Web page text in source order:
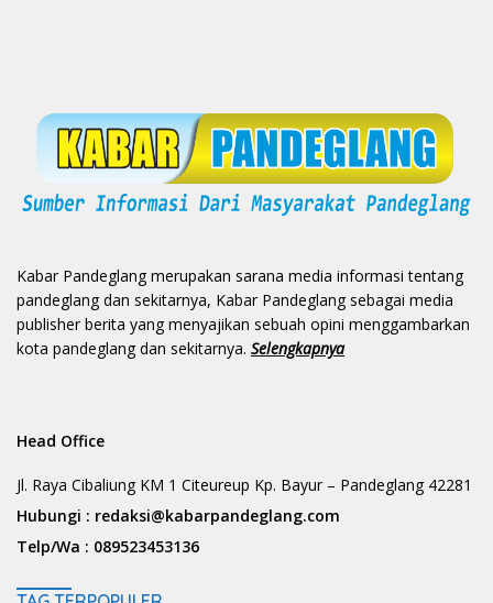
Kabar Pandeglang merupakan sarana media informasi tentang
pandeglang dan sekitarnya, Kabar Pandeglang sebagai media
publisher berita yang menyajikan sebuah opini menggambarkan
kota pandeglang dan sekitarnya. Selengkapnya
Head Office
Jl. Raya Cibaliung KM 1 Citeureup Kp. Bayur – Pandeglang 42281
Hubungi : redaksi@kabarpandeglang.com
Telp/Wa : 089523453136